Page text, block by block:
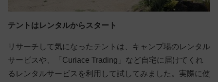
テントはレンタルからスタート
リサーチして気になったテントは、キャンプ場のレンタル
サービスや、「Curiace Trading」など自宅に届けてくれ
るレンタルサービスを利用して試してみました。実際に使